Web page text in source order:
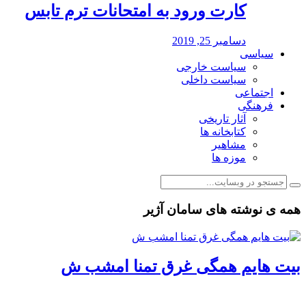
کارت ورود به امتحانات ترم تابس
دسامبر 25, 2019
سیاسی
سیاست خارجی
سیاست داخلی
اجتماعی
فرهنگی
آثار تاریخی
کتابخانه ها
مشاهیر
موزه ها
همه ی نوشته های سامان آژیر
بیت هایم همگی غرق تمنا امشب ش